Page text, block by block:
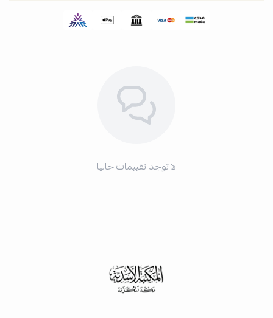
لا توجد تقييمات حاليا